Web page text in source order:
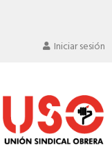
Iniciar sesión